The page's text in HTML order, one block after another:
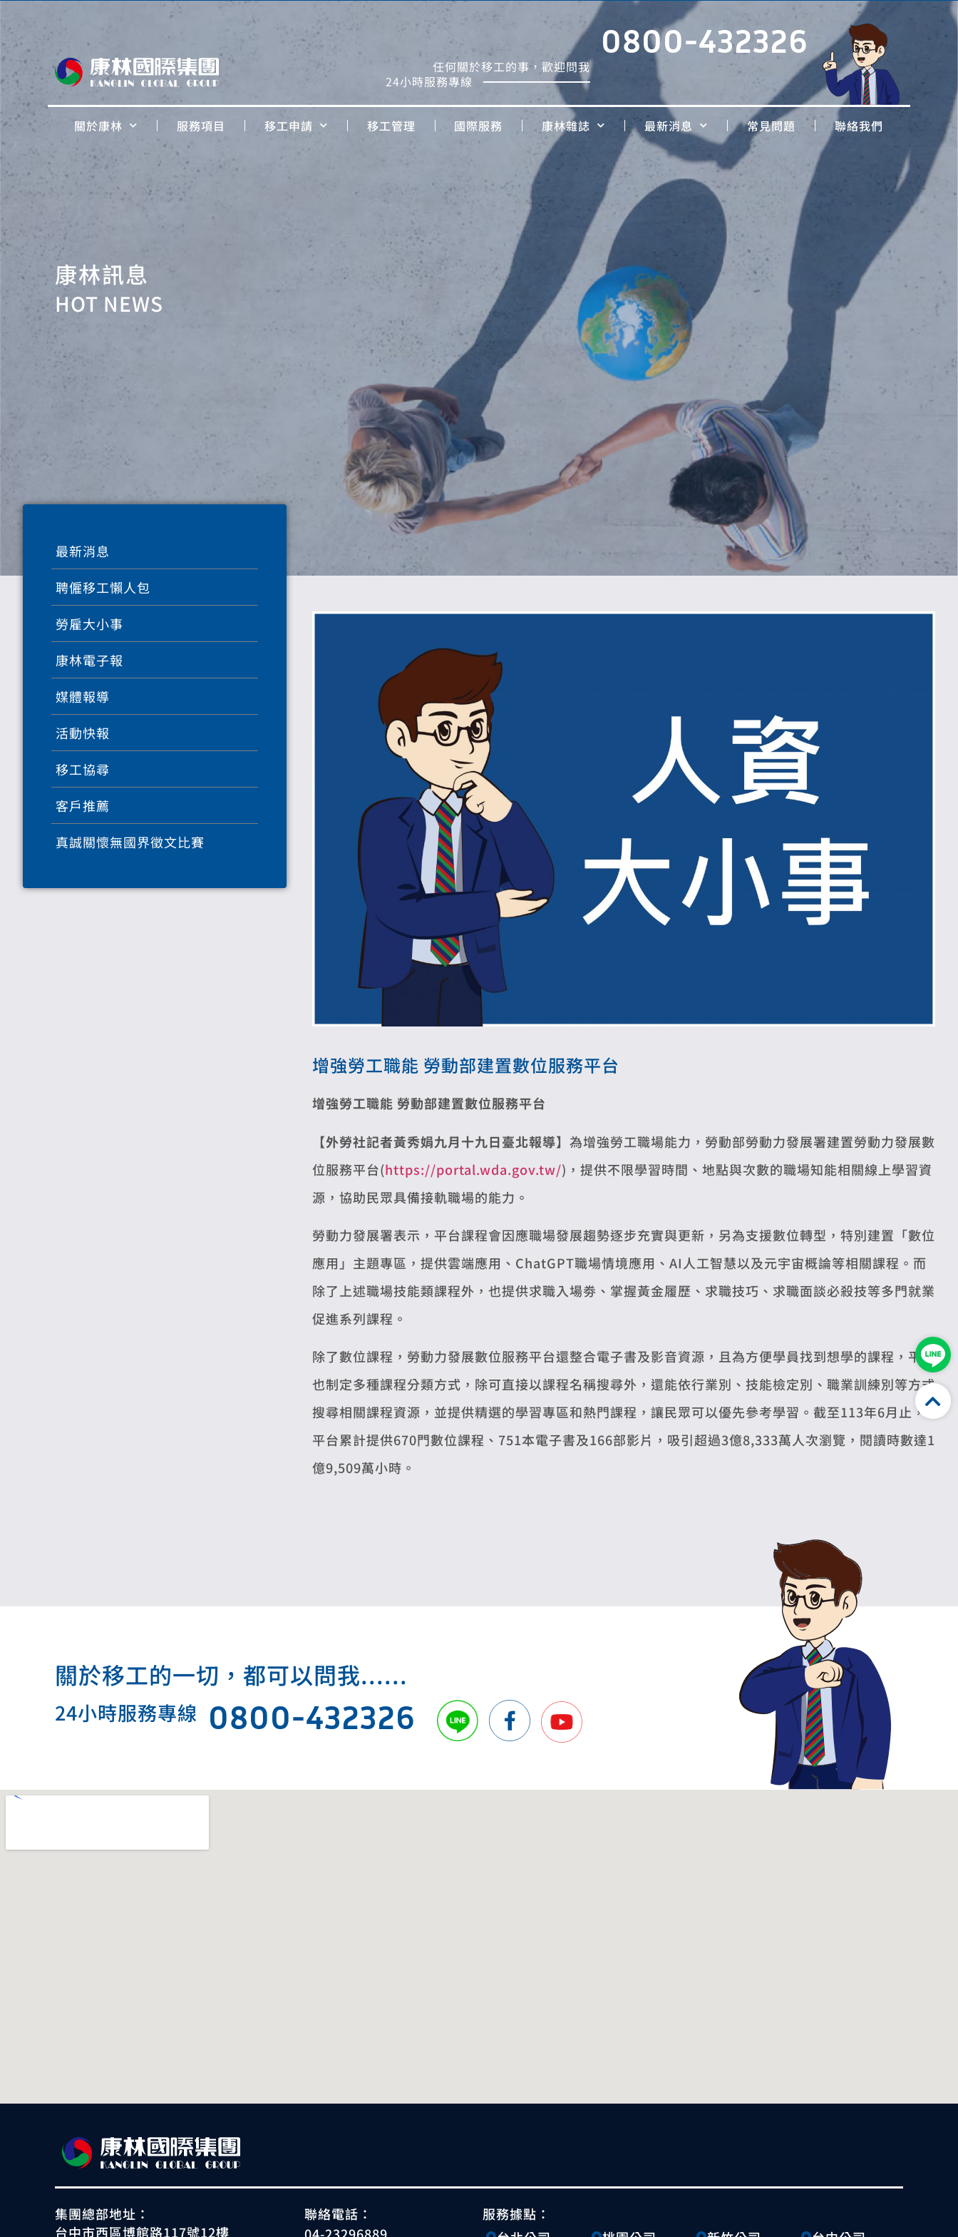
任何關於移工的事，歡迎問我
24小時服務專線
0800-432326
關於康林 服務項目 移工申請 移工管理 國際服務 康林雜誌 最新消息 常見問題 聯絡我們
康林訊息
HOT NEWS
最新消息
聘僱移工懶人包
勞雇大小事
康林電子報
媒體報導
活動快報
移工協尋
客戶推薦
真誠關懷無國界徵文比賽
增強勞工職能 勞動部建置數位服務平台
增強勞工職能 勞動部建置數位服務平台
【外勞社記者黃秀娟九月十九日臺北報導】 為增強勞工職場能力，勞動部勞動力發展署建置勞動力發展數
位服務平台(https://portal.wda.gov.tw/)，提供不限學習時間、地點與次數的職場知能相關線上學習資
源，協助民眾具備接軌職場的能力。
勞動力發展署表示，平台課程會因應職場發展趨勢逐步充實與更新，另為支援數位轉型，特別建置「數位
應用」主題專區，提供雲端應用、ChatGPT職場情境應用、AI人工智慧以及元宇宙概論等相關課程。而
除了上述職場技能類課程外，也提供求職入場劵、掌握黃金履歷、求職技巧、求職面談必殺技等多門就業
促進系列課程。
除了數位課程，勞動力發展數位服務平台還整合電子書及影音資源，且為方便學員找到想學的課程，平台
也制定多種課程分類方式，除可直接以課程名稱搜尋外，還能依行業別、技能檢定別、職業訓練別等方式
搜尋相關課程資源，並提供精選的學習專區和熱門課程，讓民眾可以優先參考學習。截至113年6月止，
平台累計提供670門數位課程、751本電子書及166部影片，吸引超過3億8,333萬人次瀏覽，閱讀時數達1
億9,509萬小時。
關於移工的一切，都可以問我......
24小時服務專線 0800-432326
集團總部地址：
台中市西區博館路117號12樓
聯絡電話：
服務據點：